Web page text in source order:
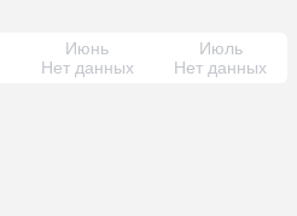
Июнь
Нет данных
Июль
Нет данных